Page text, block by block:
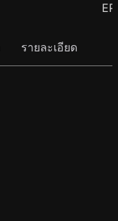
รายละเอียด